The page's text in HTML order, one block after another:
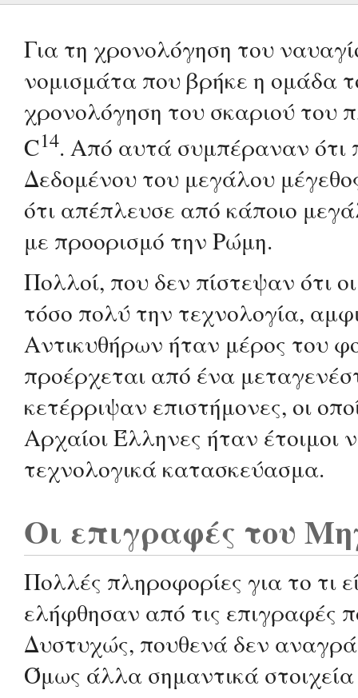
Για τη χρονολόγηση του
νομισμάτα που βρήκε η ομάδα
χρονολόγηση του σκαριού του
C14. Από αυτά συμπέραναν ότι
Δεδομένου του μεγάλου
ότι απέπλευσε από κάποιο
με προορισμό την Ρώμη.
Πολλοί, που δεν πίστεψαν ότι
τόσο πολύ την τεχνολογία,
Αντικυθήρων ήταν μέρος του
προέρχεται από ένα
κετέρριψαν επιστήμονες, οι
Αρχαίοι Έλληνες ήταν
τεχνολογικά κατασκεύασμα.
Οι επιγραφές του
Πολλές πληροφορίες για το τι
ελήφθησαν από τις επιγραφές
Δυστυχώς, πουθενά δεν
Όμως άλλα σημαντικά